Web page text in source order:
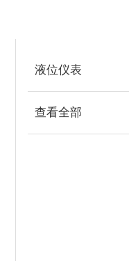
液位仪表
查看全部